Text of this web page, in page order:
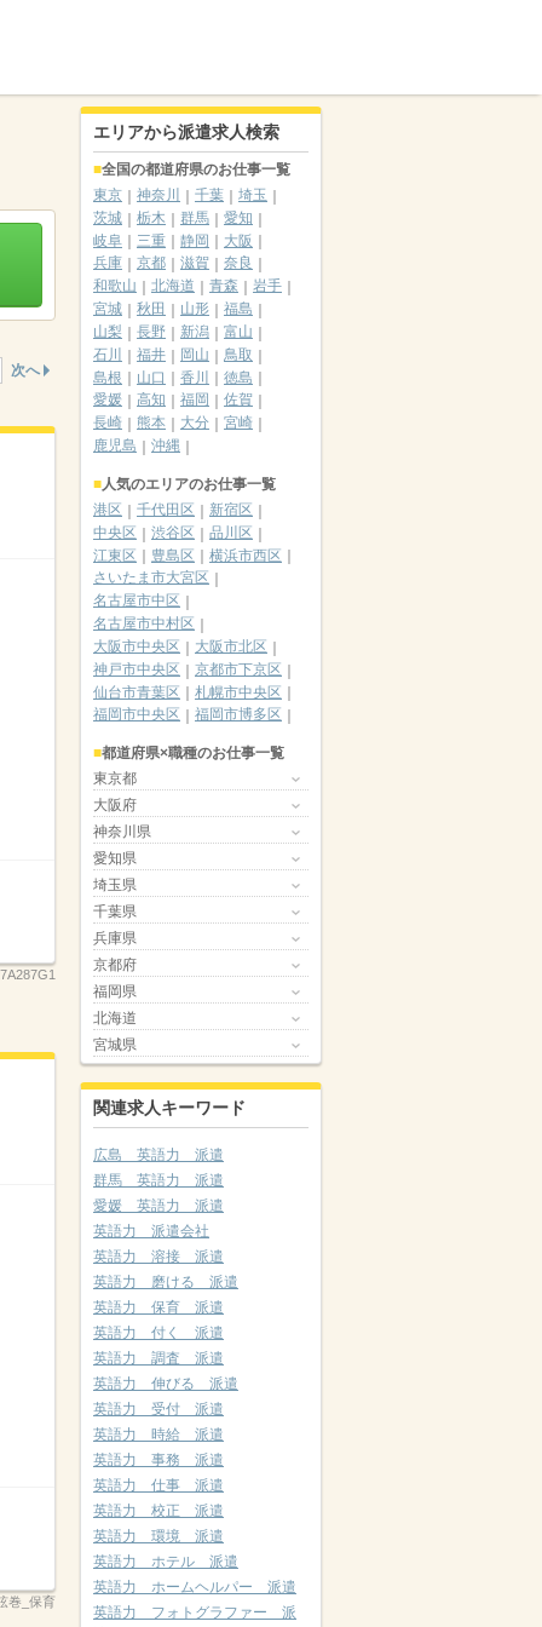
次へ
巻_保育
エリアから派遣求人検索
全国の都道府県のお仕事一覧
東京
神奈川 千葉
埼玉
茨城
栃木 群馬
愛知
岐阜
三重 静岡
大阪
兵庫
京都 滋賀
奈良
和歌山
北海道 青森
岩手
宮城
秋田 山形
福島
山梨
長野 新潟
富山
石川
福井 岡山
鳥取
島根
山口 香川
徳島
愛媛
高知 福岡
佐賀
長崎
熊本 大分
宮崎
鹿児島
沖縄
人気のエリアのお仕事一覧
港区
千代田区
新宿区
中央区
渋谷区
品川区
江東区
豊島区
横浜市西区
さいたま市大宮区
名古屋市中区
名古屋市中村区
大阪市中央区
大阪市北区
神戸市中央区
京都市下京区
仙台市青葉区
札幌市中央区
福岡市中央区
福岡市博多区
都道府県×職種のお仕事一覧
東京都
大阪府
神奈川県
愛知県
埼玉県
千葉県
兵庫県
京都府
福岡県
北海道
宮城県
関連求人キーワード
広島 英語力 派遣
群馬 英語力 派遣
愛媛 英語力 派遣
英語力 派遣会社
英語力 溶接 派遣
英語力 磨ける 派遣
英語力 保育 派遣
英語力 付く 派遣
英語力 調査 派遣
英語力 伸びる 派遣
英語力 受付 派遣
英語力 時給 派遣
英語力 事務 派遣
英語力 仕事 派遣
英語力 校正 派遣
英語力 環境 派遣
英語力 ホテル 派遣
英語力 ホームヘルパー 派遣
英語力 フォトグラファー 派